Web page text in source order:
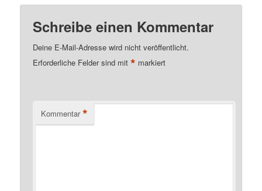
Schreibe einen Kommentar
Deine E-Mail-Adresse wird nicht veröffentlicht.
Erforderliche Felder sind mit* markiert
Kommentar *